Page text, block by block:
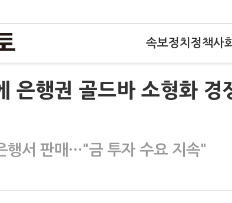
속보정치 정책사회
은행권 골드바 소형화
행서 판매…"금 투자 수요 지속"